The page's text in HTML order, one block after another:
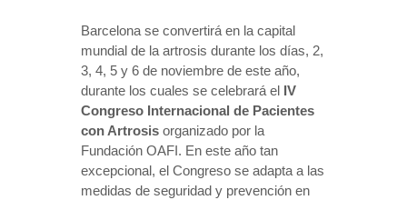
Barcelona se convertirá en la capital
mundial de la artrosis durante los días, 2,
3, 4, 5 y 6 de noviembre de este año,
durante los cuales se celebrará el IV
Congreso Internacional de Pacientes
con Artrosis organizado por la
Fundación OAFI. En este año tan
excepcional, el Congreso se adapta a las
medidas de seguridad y prevención en